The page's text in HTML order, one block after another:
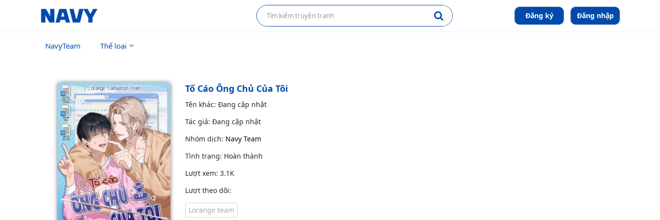
Đăng ký Đăng nhập
NavyTeam Thể loại
Tố Cáo Ông Chủ Của Tôi
Tên khác: Đang cập nhật
Tác giả: Đang cập nhật
Nhóm dịch: Navy Team
Tình trạng: Hoàn thành
Lượt xem: 3.1K
Lượt theo dõi:
Lorange team